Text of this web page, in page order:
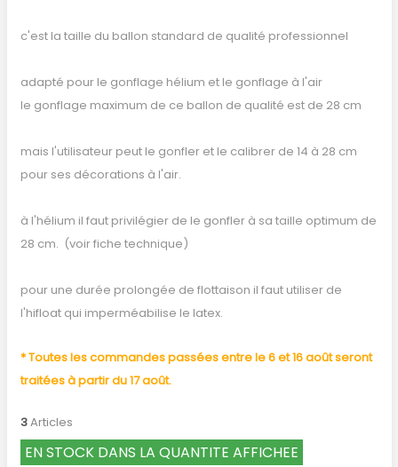
c'est la taille du ballon standard de qualité professionnel
adapté pour le gonflage hélium et le gonflage à l'air
le gonflage maximum de ce ballon de qualité est de 28 cm
mais l'utilisateur peut le gonfler et le calibrer de 14 à 28 cm
pour ses décorations à l'air.
à l'hélium il faut privilégier de le gonfler à sa taille optimum de
28 cm. (voir fiche technique)
pour une durée prolongée de flottaison il faut utiliser de
l'hifloat qui imperméabilise le latex.
* Toutes les commandes passées entre le 6 et 16 août seront
traitées à partir du 17 août.
3Articles
EN STOCK DANS LA QUANTITE AFFICHEE